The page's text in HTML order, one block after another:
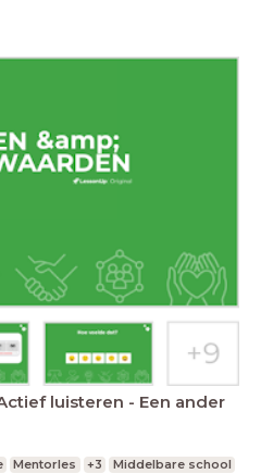
luisteren - Een ander
Mentorles +3
Middelbare school